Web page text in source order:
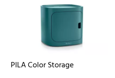
PILA Color Storage